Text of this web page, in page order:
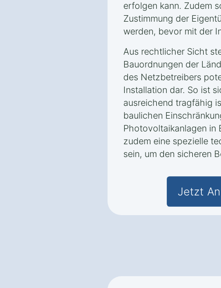
erfolgen kann. Zudem
Zustimmung der
werden, bevor mit der
Aus rechtlicher Sicht
Bauordnungen der
des Netzbetreibers
Installation dar. So ist
ausreichend tragfähig
baulichen
Photovoltaikanlagen in
zudem eine spezielle
sein, um den sicheren
Jetzt